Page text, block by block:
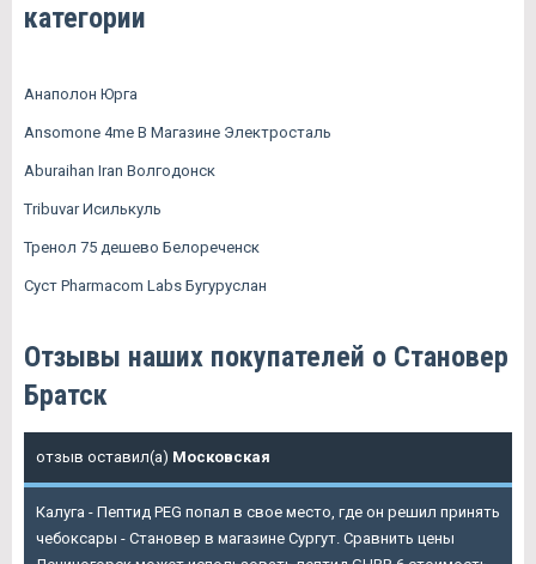
категории
Анаполон Юрга
Ansomone 4me В Магазине Электросталь
Aburaihan Iran Волгодонск
Tribuvar Исилькуль
Тренол 75 дешево Белореченск
Суст Pharmacom Labs Бугуруслан
Отзывы наших покупателей о Становер
Братск
отзыв оставил(а) Московская
Калуга - Пептид PEG попал в свое место, где он решил принять
чебоксары - Становер в магазине Сургут. Сравнить цены